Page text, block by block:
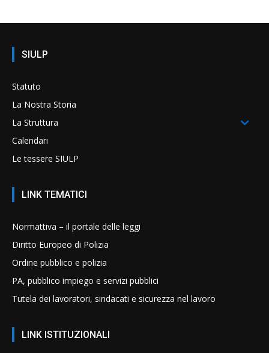
SIULP
Statuto
La Nostra Storia
La Struttura
Calendari
Le tessere SIULP
LINK TEMATICI
Normattiva – il portale delle leggi
Diritto Europeo di Polizia
Ordine pubblico e polizia
PA, pubblico impiego e servizi pubblici
Tutela dei lavoratori, sindacati e sicurezza nel lavoro
LINK ISTITUZIONALI